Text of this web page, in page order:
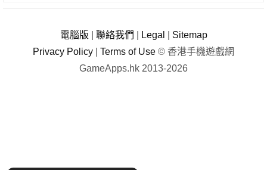
電腦版 聯絡我們 Legal
Sitemap
Privacy Policy
Terms of Use © 香港手機遊戲網
GameApps.hk 2013-2026